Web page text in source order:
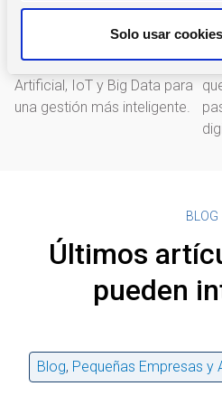
m
i
e
Solo usar
Innovación y seguridad
Integración con Inteligencia
Artificial, IoT y Big Data para
una gestión más inteligente.
BLOG
Últimos
pueden
Blog, Pequeñas Empresas y